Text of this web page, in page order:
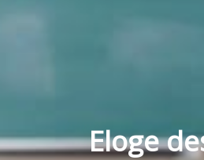
Eloge